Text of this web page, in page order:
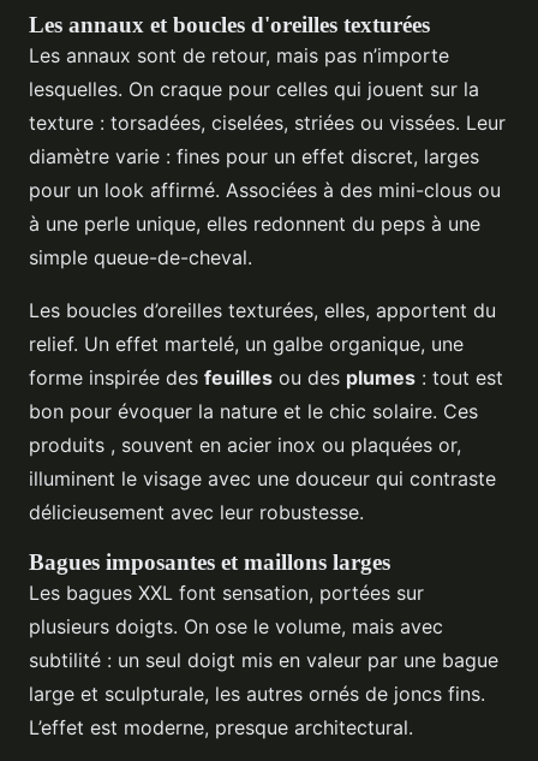
Les annaux et boucles d'oreilles texturées
Les annaux sont de retour, mais pas n’importe
lesquelles. On craque pour celles qui jouent sur la
texture : torsadées, ciselées, striées ou vissées. Leur
diamètre varie : fines pour un effet discret, larges
pour un look affirmé. Associées à des mini-clous ou
à une perle unique, elles redonnent du peps à une
simple queue-de-cheval.
Les boucles d’oreilles texturées, elles, apportent du
relief. Un effet martelé, un galbe organique, une
forme inspirée des feuilles ou des plumes : tout est
bon pour évoquer la nature et le chic solaire. Ces
produits , souvent en acier inox ou plaquées or,
illuminent le visage avec une douceur qui contraste
délicieusement avec leur robustesse.
Bagues imposantes et maillons larges
Les bagues XXL font sensation, portées sur
plusieurs doigts. On ose le volume, mais avec
subtilité : un seul doigt mis en valeur par une bague
large et sculpturale, les autres ornés de joncs fins.
L’effet est moderne, presque architectural.